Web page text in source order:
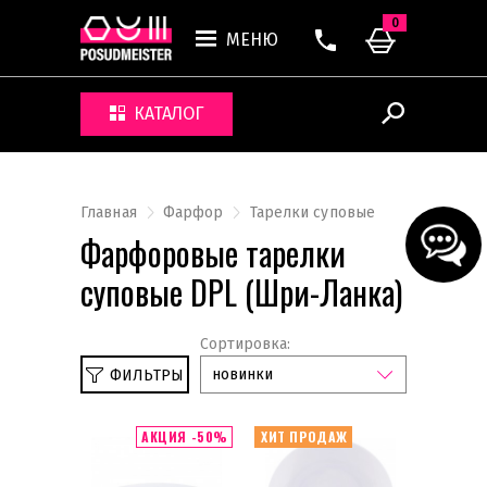
МЕНЮ
КАТАЛОГ
0
Главная Фарфор Тарелки суповые
Фарфоровые тарелки
суповые DPL (Шри-Ланка)
Сортировка:
новинки
ФИЛЬТРЫ
Сбросить DPL
АКЦИЯ -50% ХИТ ПРОДАЖ